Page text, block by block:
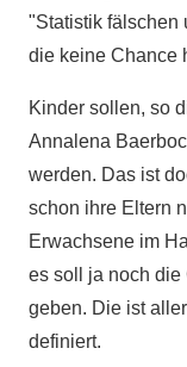
"Statistik fälschen
die keine Chance
Kinder sollen, so
Annalena
werden. Das ist
schon ihre Eltern
Erwachsene im
es soll ja noch die
geben. Die ist
definiert.